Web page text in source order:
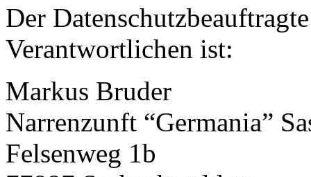
Der
Verantwortlichen ist:
Markus Bruder
Narrenzunft “Germania”
Felsenweg 1b